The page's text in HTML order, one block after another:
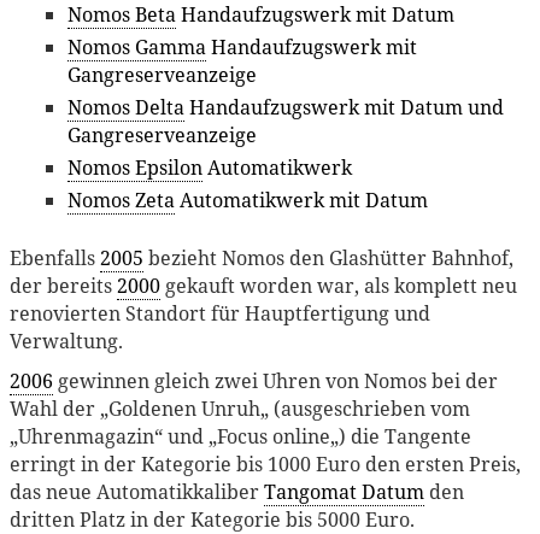
Nomos BetaHandaufzugswerk mit Datum
Nomos GammaHandaufzugswerk mit
Gangreserveanzeige
Nomos DeltaHandaufzugswerk mit Datum und
Gangreserveanzeige
Nomos EpsilonAutomatikwerk
Nomos ZetaAutomatikwerk mit Datum
Ebenfalls2005 bezieht Nomos den Glashütter Bahnhof,
der bereits2000 gekauft worden war, als komplett neu
renovierten Standort für Hauptfertigung und
Verwaltung.
2006 gewinnen gleich zwei Uhren von Nomos bei der
Wahl der „Goldenen Unruh„ (ausgeschrieben vom
„Uhrenmagazin“ und „Focus online„) die Tangente
erringt in der Kategorie bis 1000 Euro den ersten Preis,
das neue AutomatikkaliberTangomat Datum den
dritten Platz in der Kategorie bis 5000 Euro.